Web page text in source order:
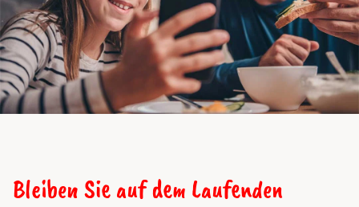
Bleiben Sie auf dem Laufenden